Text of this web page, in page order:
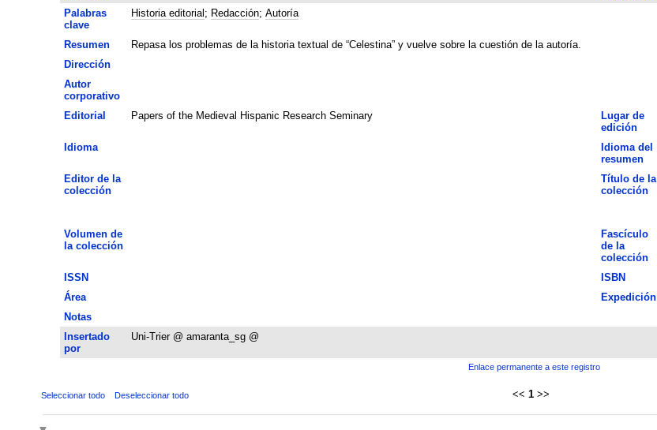
Palabras
clave
Historia editorial ; Redacción; Autoría
Resumen
Repasa los problemas de la historia textual de “Celestina” y vuelve sobre la cuestión de la autoría.
Dirección
Autor
corporativo
Editorial Papers of the Medieval Hispanic Research Seminary
Lugar de
edición
Idioma
Idioma del
resumen
Editor de la
colección
Título de la
colección
Volumen de
la colección
Fascículo
de la
colección
ISSN ISBN
Área
Expedición
Notas
Insertado
por
Uni-Trier @ amaranta_sg @
Enlace permanente a este registro
Seleccionar todo Deseleccionar todo << 1 >>